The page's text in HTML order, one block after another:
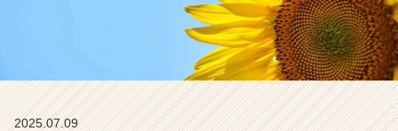
ン
2025.07.09